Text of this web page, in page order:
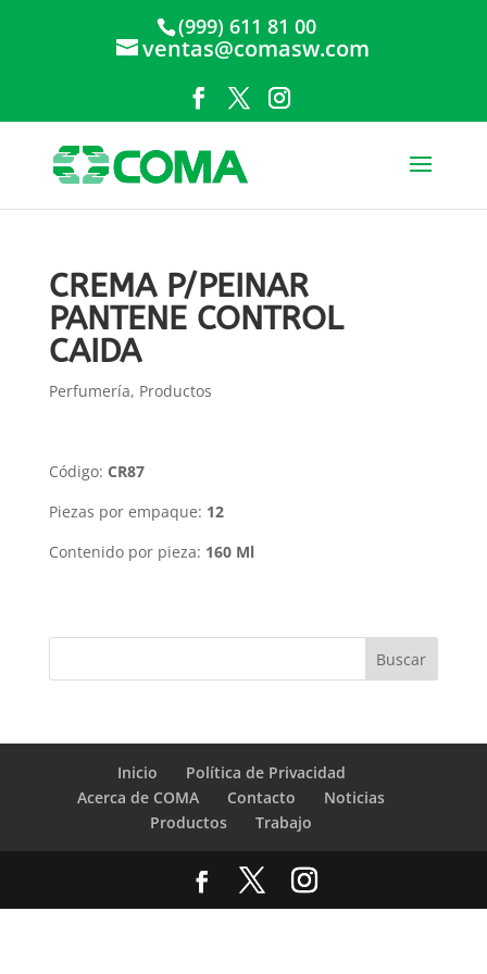
(999) 611 81 00
ventas@comasw.com
CREMA P/PEINAR
PANTENE CONTROL
CAIDA
Perfumería, Productos
Código: CR87
Piezas por empaque: 12
Contenido por pieza: 160 Ml
Inicio
Política de Privacidad
Acerca de COMA
Contacto
Noticias
Productos
Trabajo